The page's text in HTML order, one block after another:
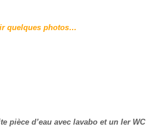
quelques photos…
pièce d’eau avec lavabo et un Ier WC